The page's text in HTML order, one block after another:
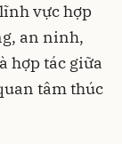
vực hợp
an ninh,
hợp tác giữa
tâm thúc